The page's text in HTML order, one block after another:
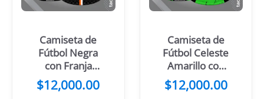
Camiseta de
Fútbol Negra
con Franja
Central Blanca
y Celeste
$12,000.00
Camiseta de
Fútbol Celeste
Amarillo con
mangas negras
$12,000.00